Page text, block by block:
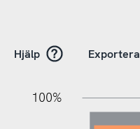
Hjälp Exportera
100%